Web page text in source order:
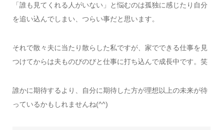
「誰も見てくれる人がいない」と悩むのは孤独に感じたり自分
を追い込んでしまい、つらい事だと思います。
それで散々夫に当たり散らした私ですが、家でできる仕事を見
つけてからは夫ものびのびと仕事に打ち込んで成長中です。笑
誰かに期待するより、自分に期待した方が理想以上の未来が待
っているかもしれませんね(^^)